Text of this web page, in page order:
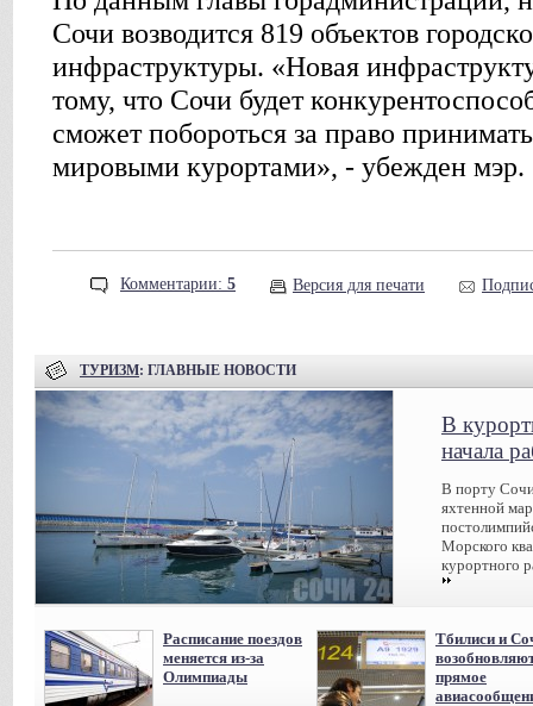
Сочи возводится 819 объектов
инфраструктуры. «Новая
тому, что Сочи будет
сможет побороться за право
мировыми курортами», - убежден мэр.
Комментарии: 5 Версия для печати
ТУРИЗМ: ГЛАВНЫЕ НОВОСТИ
В
начала
В порту
яхтенной
Морского
курортного
Расписание поездов
меняется из-за
Олимпиады
Тбилиси и
прямое